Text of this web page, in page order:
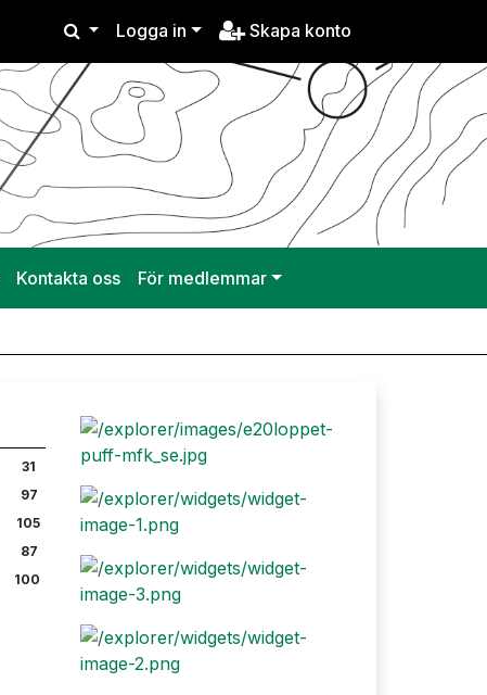
Logga in Skapa konto
Kontakta oss För medlemmar
31
97
105
87
100